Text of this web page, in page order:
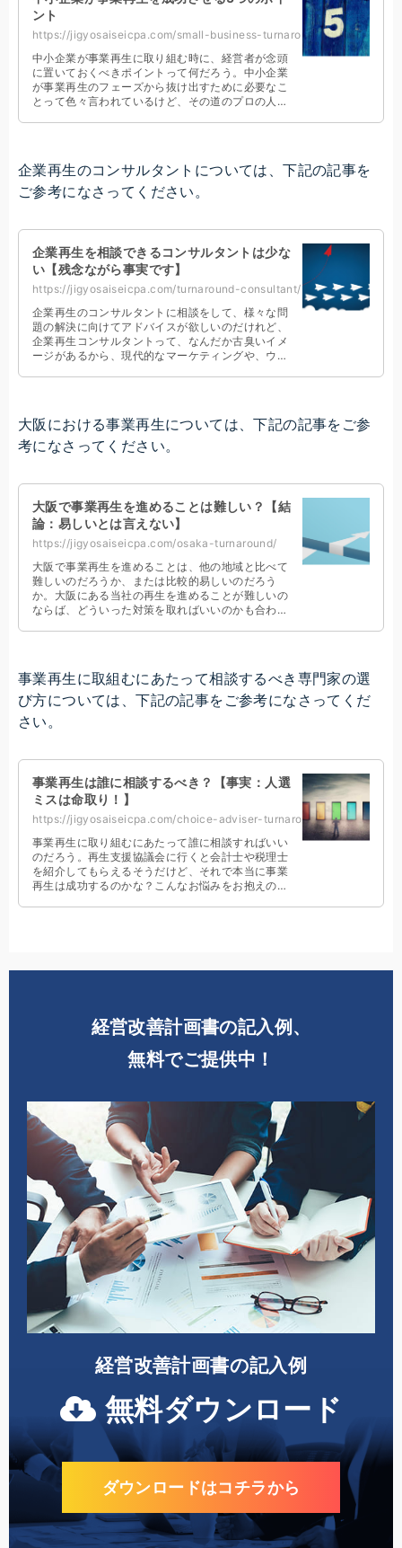
ント
https://jigyosaiseicpa.com/small-business-turnaround/
中小企業が事業再生に取り組む時に、経営者が念頭
に置いておくべきポイントって何だろう。中小企業
が事業再生のフェーズから抜け出すために必要なこ
とって色々言われているけど、その道のプロの人か
企業再生のコンサルタントについては、下記の記事を
ご参考になさってください。
企業再生を相談できるコンサルタントは少な
い【残念ながら事実です】
https://jigyosaiseicpa.com/turnaround-consultant/
企業再生のコンサルタントに相談をして、様々な問
題の解決に向けてアドバイスが欲しいのだけれど、
企業再生コンサルタントって、なんだか古臭いイメ
ージがあるから、現代的なマーケティングや、ウェ
大阪における事業再生については、下記の記事をご参
考になさってください。
大阪で事業再生を進めることは難しい？【結
論：易しいとは言えない】
https://jigyosaiseicpa.com/osaka-turnaround/
大阪で事業再生を進めることは、他の地域と比べて
難しいのだろうか、または比較的易しいのだろう
か。大阪にある当社の再生を進めることが難しいの
ならば、どういった対策を取ればいいのかも合わせ
事業再生に取組むにあたって相談するべき専門家の選
び方については、下記の記事をご参考になさってくだ
さい。
事業再生は誰に相談するべき？【事実：人選
ミスは命取り！】
https://jigyosaiseicpa.com/choice-adviser-turnaround/
事業再生に取り組むにあたって誰に相談すればいい
のだろう。再生支援協議会に行くと会計士や税理士
を紹介してもらえるそうだけど、それで本当に事業
再生は成功するのかな？こんなお悩みをお抱えの経
経営改善計画書の記入例、
無料でご提供中！
経営改善計画書の記入例
無料ダウンロード
ダウンロードはコチラから